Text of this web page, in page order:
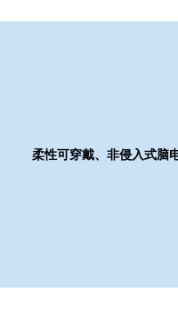
柔性可穿戴、非侵入式脑